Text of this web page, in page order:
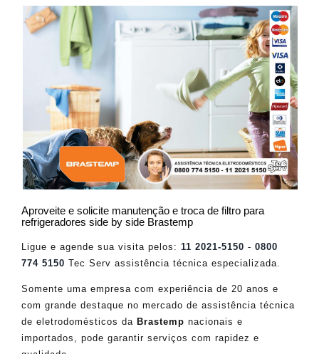
Aproveite e solicite manutenção e troca de filtro para
refrigeradores side by side Brastemp
Ligue e agende sua visita pelos: 11 2021-5150 - 0800
774 5150 Tec Serv assistência técnica especializada.
Somente uma empresa com experiência de 20 anos e
com grande destaque no mercado de assistência técnica
de eletrodomésticos da Brastemp nacionais e
importados, pode garantir serviços com rapidez e